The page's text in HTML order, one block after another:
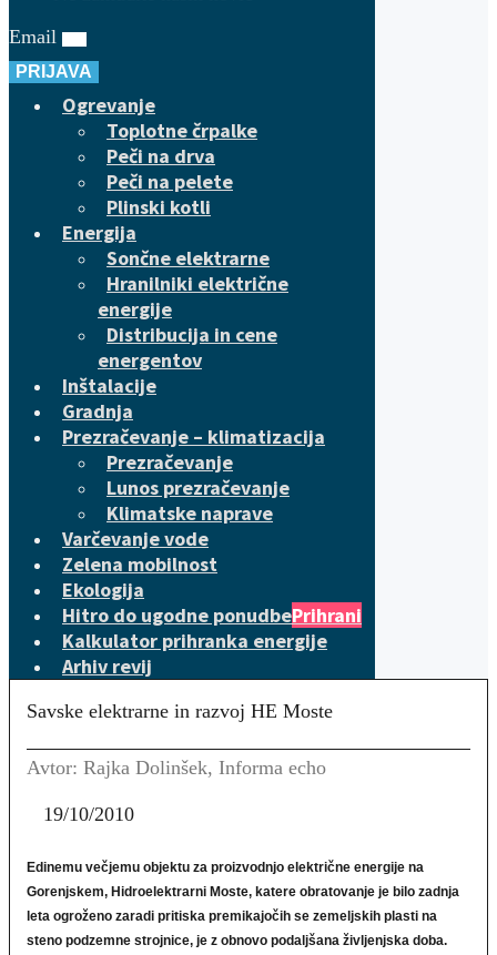
Email
PRIJAVA
Ogrevanje
Toplotne črpalke
Peči na drva
Peči na pelete
Plinski kotli
Energija
Sončne elektrarne
Hranilniki električne
energije
Distribucija in cene
energentov
Inštalacije
Gradnja
Prezračevanje – klimatizacija
Prezračevanje
Lunos prezračevanje
Klimatske naprave
Varčevanje vode
Zelena mobilnost
Ekologija
Hitro do ugodne ponudbePrihrani
Kalkulator prihranka energije
Arhiv revij
Savske elektrarne in razvoj HE Moste
Avtor: Rajka Dolinšek, Informa echo
19/10/2010
Edinemu večjemu objektu za proizvodnjo električne energije na
Gorenjskem, Hidroelektrarni Moste, katere obratovanje je bilo zadnja
leta ogroženo zaradi pritiska premikajočih se zemeljskih plasti na
steno podzemne strojnice, je z obnovo podaljšana življenjska doba.